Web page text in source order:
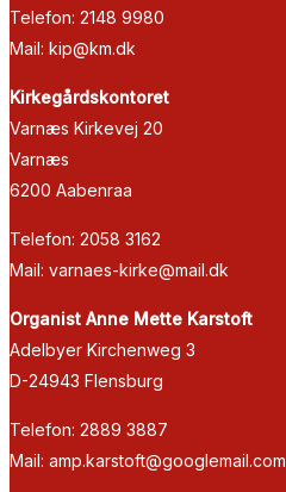
Telefon: 2148 9980
Mail: kip@km.dk
Kirkegårdskontoret
Varnæs Kirkevej 20
Varnæs
6200 Aabenraa
Telefon: 2058 3162
Mail: varnaes-kirke@mail.dk
Organist Anne Mette Karstoft
Adelbyer Kirchenweg 3
D-24943 Flensburg
Telefon: 2889 3887
Mail: amp.karstoft@googlemail.com